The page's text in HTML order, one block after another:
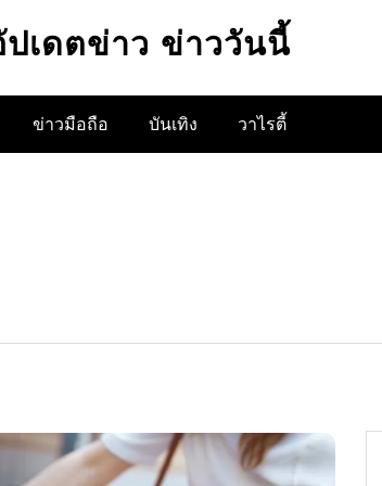
ปเดตข่าว ข่าววันนี้
ข่าวมือถือ บันเทิง วาไรตี้